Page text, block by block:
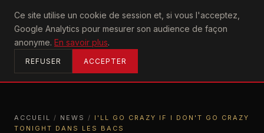
Ce site utilise un cookie de session et, si vous l'acceptez,
Google Analytics pour mesurer son audience de façon
anonyme. En savoir plus.
REFUSER ACCEPTER
U2achtung
ACCUEIL
ACCUEIL / NEWS / I'LL GO CRAZY IF I DON'T GO CRAZY
TONIGHT DANS LES BACS